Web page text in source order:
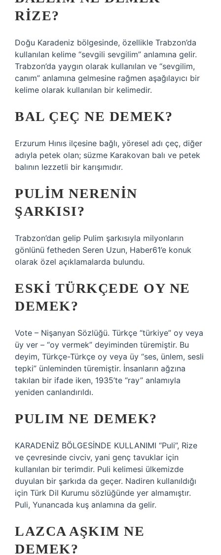
RIZE?
Doğu Karadeniz bölgesinde, özellikle Trabzon’da
kullanılan kelime “sevgili sevgilim” anlamına gelir.
Trabzon’da yaygın olarak kullanılan ve “sevgilim,
canım” anlamına gelmesine rağmen aşağılayıcı bir
kelime olarak kullanılan bir kelimedir.
BAL ÇEÇ NE DEMEK?
Erzurum Hınıs ilçesine bağlı, yöresel adı çeç, diğer
adıyla petek olan; süzme Karakovan balı ve petek
balının lezzetli bir karışımıdır.
PULIM NERENIN
ŞARKISI?
Trabzon’dan gelip Pulim şarkısıyla milyonların
gönlünü fetheden Seren Uzun, Haber61’e konuk
olarak özel açıklamalarda bulundu.
ESKI TÜRKÇEDE OY NE
DEMEK?
Vote – Nişanyan Sözlüğü. Türkçe “türkiye” oy veya
üy ver – “oy vermek” deyiminden türemiştir. Bu
deyim, Türkçe-Türkçe oy veya üy “ses, ünlem, sesli
tepki” ünleminden türemiştir. İnsanların ağzına
takılan bir ifade iken, 1935’te “ray” anlamıyla
yeniden canlandırıldı.
PULIM NE DEMEK?
KARADENİZ BÖLGESİNDE KULLANIMI “Puli”, Rize
ve çevresinde civciv, yani genç tavuklar için
kullanılan bir terimdir. Puli kelimesi ülkemizde
duyulan bir şarkıda da geçer. Nadiren kullanıldığı
için Türk Dil Kurumu sözlüğünde yer almamıştır.
Puli, Yunancada kuş anlamına da gelir.
LAZCA AŞKIM NE
DEMEK?